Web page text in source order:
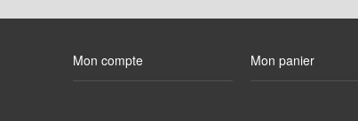
Mon compte Mon panier